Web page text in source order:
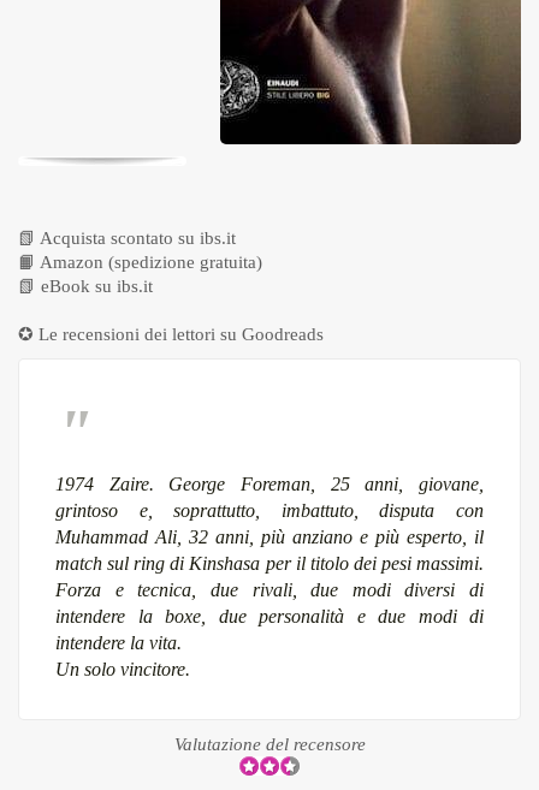
📗 Acquista scontato su ibs.it
📙 Amazon (spedizione gratuita)
📗 eBook su ibs.it
✪ Le recensioni dei lettori su Goodreads
1974 Zaire. George Foreman, 25 anni, giovane,
grintoso e, soprattutto, imbattuto, disputa con
Muhammad Ali, 32 anni, più anziano e più esperto, il
match sul ring di Kinshasa per il titolo dei pesi massimi.
Forza e tecnica, due rivali, due modi diversi di
intendere la boxe, due personalità e due modi di
intendere la vita.
Un solo vincitore.
Valutazione del recensore